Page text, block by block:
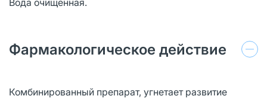
Фармакологическое действие
Комбинированный препарат, угнетает развитие